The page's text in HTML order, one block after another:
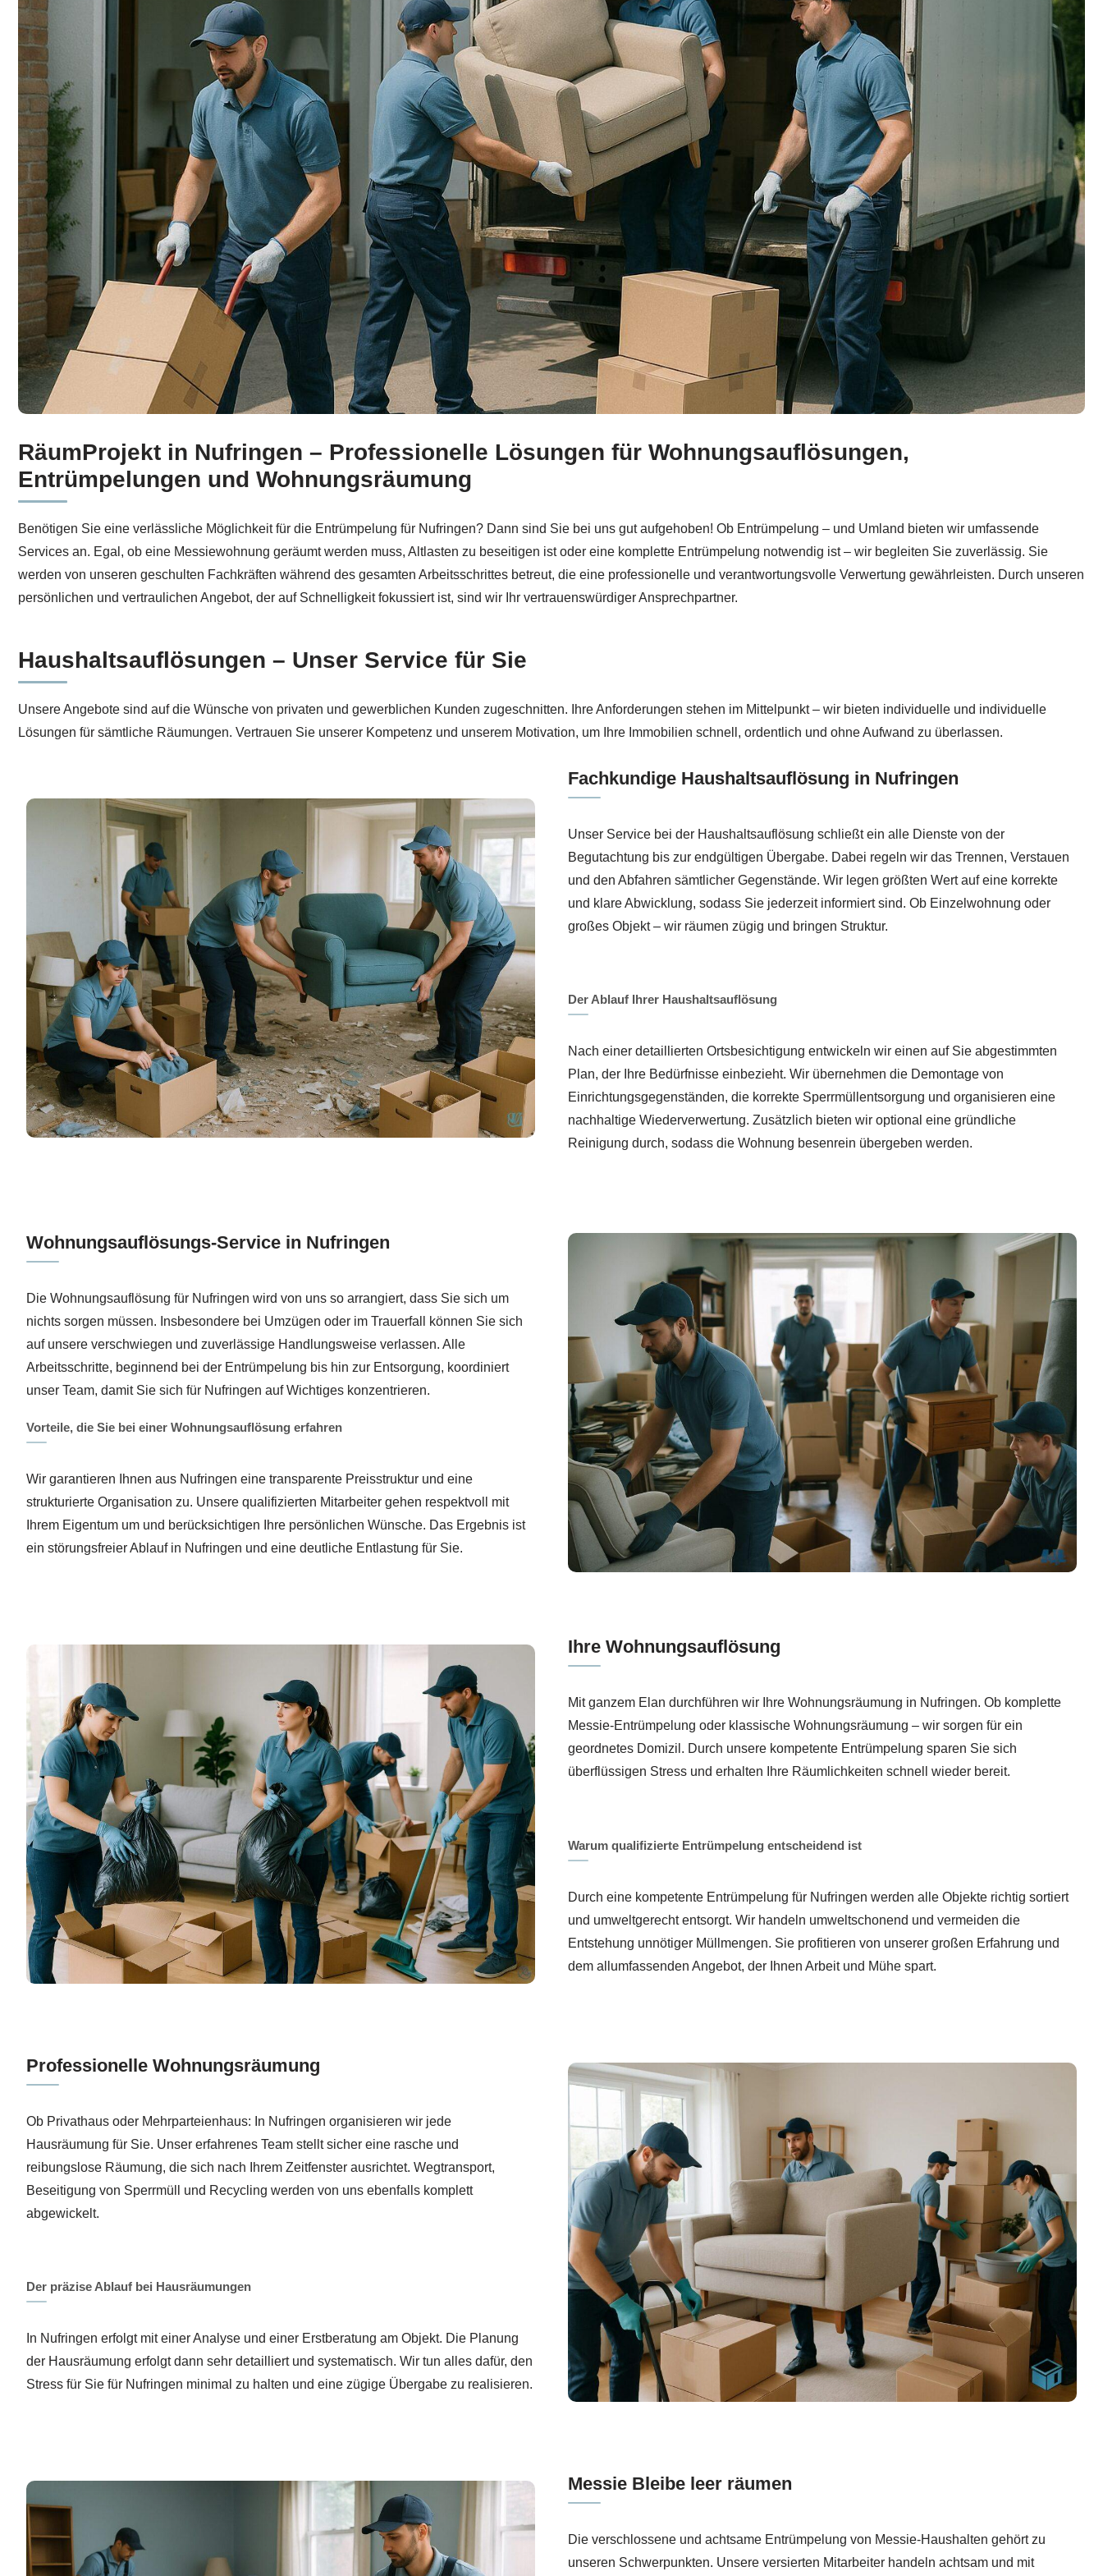
Werfen Sie einen Blick auf Haushaltsauflösung für Nufringen bei RäumProjekt und ✓Entsorgung, Entrümpelung Wohnung, Messiewohnung entrümpeln,
RäumProjekt in Nufringen – Professionelle Lösungen für Wohnungsauflösungen,
Entrümpelungen und Wohnungsräumung
Benötigen Sie eine verlässliche Möglichkeit für die Entrümpelung für Nufringen? Dann sind Sie bei uns gut aufgehoben! Ob Entrümpelung – und Umland bieten wir umfassende
Services an. Egal, ob eine Messiewohnung geräumt werden muss, Altlasten zu beseitigen ist oder eine komplette Entrümpelung notwendig ist – wir begleiten Sie zuverlässig. Sie
werden von unseren geschulten Fachkräften während des gesamten Arbeitsschrittes betreut, die eine professionelle und verantwortungsvolle Verwertung gewährleisten. Durch unseren
persönlichen und vertraulichen Angebot, der auf Schnelligkeit fokussiert ist, sind wir Ihr vertrauenswürdiger Ansprechpartner.
Haushaltsauflösungen – Unser Service für Sie
Unsere Angebote sind auf die Wünsche von privaten und gewerblichen Kunden zugeschnitten. Ihre Anforderungen stehen im Mittelpunkt – wir bieten individuelle und individuelle
Lösungen für sämtliche Räumungen. Vertrauen Sie unserer Kompetenz und unserem Motivation, um Ihre Immobilien schnell, ordentlich und ohne Aufwand zu überlassen.
Fachkundige Haushaltsauflösung in Nufringen
Unser Service bei der Haushaltsauflösung schließt ein alle Dienste von der
Begutachtung bis zur endgültigen Übergabe. Dabei regeln wir das Trennen, Verstauen
und den Abfahren sämtlicher Gegenstände. Wir legen größten Wert auf eine korrekte
und klare Abwicklung, sodass Sie jederzeit informiert sind. Ob Einzelwohnung oder
großes Objekt – wir räumen zügig und bringen Struktur.
Der Ablauf Ihrer Haushaltsauflösung
Nach einer detaillierten Ortsbesichtigung entwickeln wir einen auf Sie abgestimmten
Plan, der Ihre Bedürfnisse einbezieht. Wir übernehmen die Demontage von
Einrichtungsgegenständen, die korrekte Sperrmüllentsorgung und organisieren eine
nachhaltige Wiederverwertung. Zusätzlich bieten wir optional eine gründliche
Reinigung durch, sodass die Wohnung besenrein übergeben werden.
Wohnungsauflösungs-Service in Nufringen
Die Wohnungsauflösung für Nufringen wird von uns so arrangiert, dass Sie sich um
nichts sorgen müssen. Insbesondere bei Umzügen oder im Trauerfall können Sie sich
auf unsere verschwiegen und zuverlässige Handlungsweise verlassen. Alle
Arbeitsschritte, beginnend bei der Entrümpelung bis hin zur Entsorgung, koordiniert
unser Team, damit Sie sich für Nufringen auf Wichtiges konzentrieren.
Vorteile, die Sie bei einer Wohnungsauflösung erfahren
Wir garantieren Ihnen aus Nufringen eine transparente Preisstruktur und eine
strukturierte Organisation zu. Unsere qualifizierten Mitarbeiter gehen respektvoll mit
Ihrem Eigentum um und berücksichtigen Ihre persönlichen Wünsche. Das Ergebnis ist
ein störungsfreier Ablauf in Nufringen und eine deutliche Entlastung für Sie.
Ihre Wohnungsauflösung
Mit ganzem Elan durchführen wir Ihre Wohnungsräumung in Nufringen. Ob komplette
Messie-Entrümpelung oder klassische Wohnungsräumung – wir sorgen für ein
geordnetes Domizil. Durch unsere kompetente Entrümpelung sparen Sie sich
überflüssigen Stress und erhalten Ihre Räumlichkeiten schnell wieder bereit.
Warum qualifizierte Entrümpelung entscheidend ist
Durch eine kompetente Entrümpelung für Nufringen werden alle Objekte richtig sortiert
und umweltgerecht entsorgt. Wir handeln umweltschonend und vermeiden die
Entstehung unnötiger Müllmengen. Sie profitieren von unserer großen Erfahrung und
dem allumfassenden Angebot, der Ihnen Arbeit und Mühe spart.
Professionelle Wohnungsräumung
Ob Privathaus oder Mehrparteienhaus: In Nufringen organisieren wir jede
Hausräumung für Sie. Unser erfahrenes Team stellt sicher eine rasche und
reibungslose Räumung, die sich nach Ihrem Zeitfenster ausrichtet. Wegtransport,
Beseitigung von Sperrmüll und Recycling werden von uns ebenfalls komplett
abgewickelt.
Der präzise Ablauf bei Hausräumungen
In Nufringen erfolgt mit einer Analyse und einer Erstberatung am Objekt. Die Planung
der Hausräumung erfolgt dann sehr detailliert und systematisch. Wir tun alles dafür, den
Stress für Sie für Nufringen minimal zu halten und eine zügige Übergabe zu realisieren.
Messie Bleibe leer räumen
Die verschlossene und achtsame Entrümpelung von Messie-Haushalten gehört zu
unseren Schwerpunkten. Unsere versierten Mitarbeiter handeln achtsam und mit